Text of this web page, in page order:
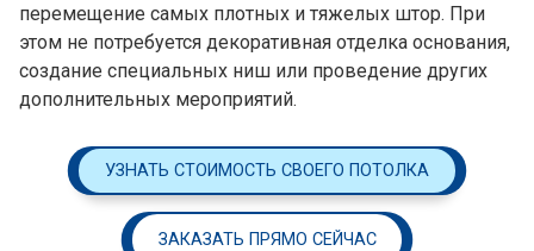
перемещение самых плотных и тяжелых штор. При
этом не потребуется декоративная отделка основания,
создание специальных ниш или проведение других
дополнительных мероприятий.
УЗНАТЬ СТОИМОСТЬ СВОЕГО ПОТОЛКА
ЗАКАЗАТЬ ПРЯМО СЕЙЧАС